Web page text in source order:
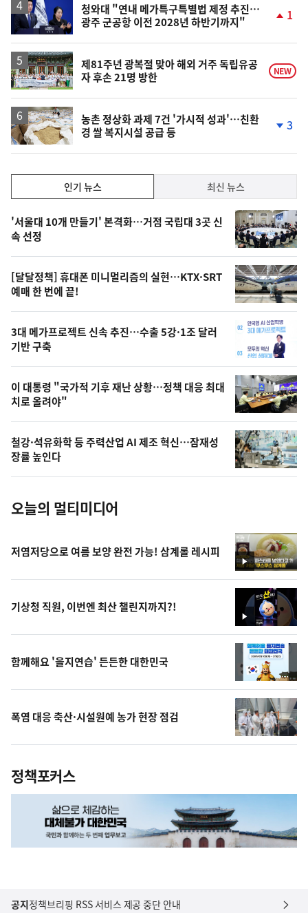
청와대 "연내 메가특구특별법 제정 추진…
광주 군공항 이전 2028년 하반기까지"
승
1
제81주년 광복절 맞아 해외 거주 독립유공
자 후손 21명 방한
NEW
농촌 정상화 과제 7건 '가시적 성과'…친환
경 쌀 복지시설 공급 등
락
3
기,
최
신,
오
늘
의
영
상
오
늘
의
사
진
인기 뉴스 최신 뉴스
기
뉴
스
'서울대 10개 만들기' 본격화…거점 국립대 3곳 신
속 선정
[달달정책] 휴대폰 미니멀리즘의 실현…KTX·SRT
예매 한 번에 끝!
3대 메가프로젝트 신속 추진…수출 5강·1조 달러
기반 구축
이 대통령 "국가적 기후 재난 상황…정책 대응 최대
치로 올려야"
철강·석유화학 등 주력산업 AI 제조 혁신…잠재성
장률 높인다
오늘의 멀티미디어
영
상
저염저당으로 여름 보양 완전 가능! 삼계롤 레시피
영
상
기상청 직원, 이번엔 최산 챌린지까지?!
함께해요 '을지연습' 든든한 대한민국
폭염 대응 축산·시설원예 농가 현장 점검
정책포커스
공지정책브리핑 RSS 서비스 제공 중단 안내